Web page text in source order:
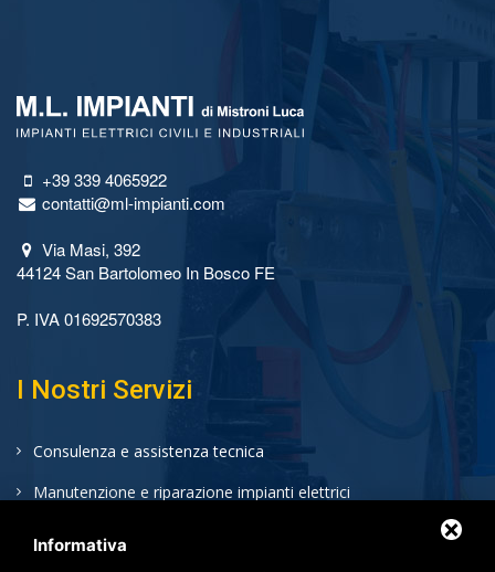
+39 339 4065922
contatti@ml-impianti.com
Via Masi, 392
44124 San Bartolomeo In Bosco FE
P. IVA 01692570383
I Nostri Servizi
Consulenza e assistenza tecnica
Manutenzione e riparazione impianti elettrici
Informativa